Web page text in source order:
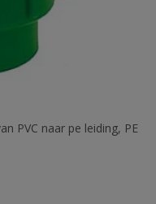
PVC naar pe leiding, PE